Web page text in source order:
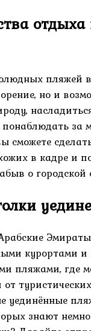
отдыха
пляжей
но и
за
сможете
в кадре и
о городской
курортами и
пляжами, где
уединённые
знают